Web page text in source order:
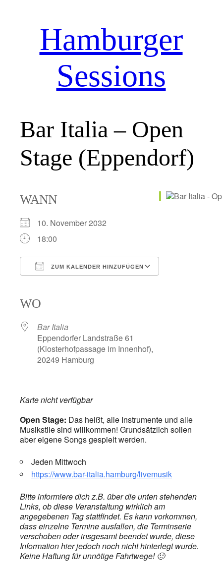
Hamburger
Sessions
Bar Italia – Open
Stage (Eppendorf)
WANN
10. November 2032
18:00
ZUM KALENDER HINZUFÜGEN
WO
Bar Italia
Eppendorfer Landstraße 61
(Klosterhofpassage im Innenhof),
20249 Hamburg
Karte nicht verfügbar
Open Stage: Das heißt, alle Instrumente und alle
Musikstile sind willkommen! Grundsätzlich sollen
aber eigene Songs gespielt werden.
Jeden Mittwoch
https://www.bar-italia.hamburg/livemusik
Bitte informiere dich z.B. über die unten stehenden
Links, ob diese Veranstaltung wirklich am
angegebenen Tag stattfindet. Es kann vorkommen,
dass einzelne Termine ausfallen, die Terminserie
verschoben oder insgesamt beendet wurde, diese
Information hier jedoch noch nicht hinterlegt wurde.
Keine Haftung für unnötige Fahrtwege! 🙂